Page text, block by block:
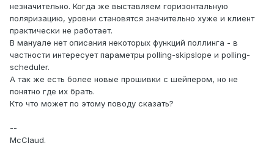
незначительно. Когда же выставляем горизонтальную
поляризацию, уровни становятся значительно хуже и клиент
практически не работает.
В мануале нет описания некоторых функций поллинга - в
частности интересует параметры polling-skipslope и polling-
scheduler.
А так же есть более новые прошивки с шейпером, но не
понятно где их брать.
Кто что может по этому поводу сказать?
--
McClaud.